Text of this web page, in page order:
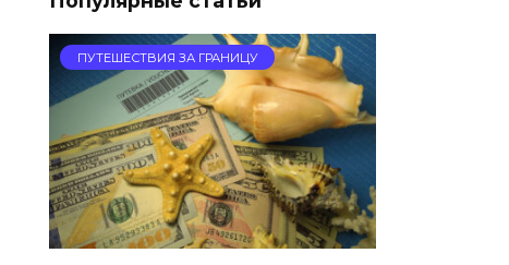
ПУТЕШЕСТВИЯ ЗА ГРАНИЦУ